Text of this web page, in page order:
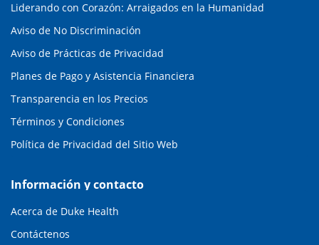
Liderando con Corazón: Arraigados en la Humanidad
Aviso de No Discriminación
Aviso de Prácticas de Privacidad
Planes de Pago y Asistencia Financiera
Transparencia en los Precios
Términos y Condiciones
Política de Privacidad del Sitio Web
Información y contacto
Acerca de Duke Health
Contáctenos